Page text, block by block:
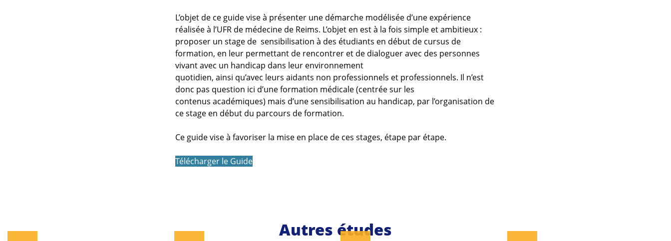
L’objet de ce guide vise à présenter une démarche modélisée d’une expérience
réalisée à l’UFR de médecine de Reims. L’objet en est à la fois simple et ambitieux :
proposer un stage de sensibilisation à des étudiants en début de cursus de
formation, en leur permettant de rencontrer et de dialoguer avec des personnes
vivant avec un handicap dans leur environnement
quotidien, ainsi qu’avec leurs aidants non professionnels et professionnels. Il n’est
donc pas question ici d’une formation médicale (centrée sur les
contenus académiques) mais d’une sensibilisation au handicap, par l’organisation de
ce stage en début du parcours de formation.
Ce guide vise à favoriser la mise en place de ces stages, étape par étape.
Télécharger le Guide
Autres études